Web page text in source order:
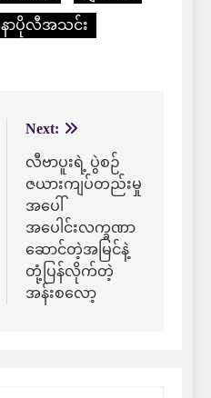
နာပိုလီအသင်း
Next:
လီဗာပူးရဲ့ ပွဲစဉ်
ဇယားကျပ်တည်းမှု
အပေါ်
အပေါင်းလက္ခဏာ
ဆောင်တဲ့အမြင်နဲ့
တုံ့ပြန်လိုက်တဲ့
အန်းစလော့